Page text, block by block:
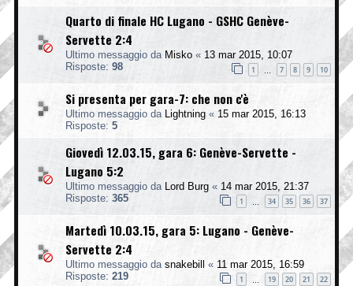
Quarto di finale HC Lugano - GSHC Genève-
Servette 2:4
Ultimo messaggio da Misko « 13 mar 2015, 10:07
Risposte: 98 1 7 8 9 10
Si presenta per gara-7: che non c'è
Ultimo messaggio da Lightning « 15 mar 2015, 16:13
Risposte: 5
Giovedì 12.03.15, gara 6: Genève-Servette -
Lugano 5:2
Ultimo messaggio da Lord Burg « 14 mar 2015, 21:37
Risposte: 365 1 34 35 36 37
Martedì 10.03.15, gara 5: Lugano - Genève-
Servette 2:4
Ultimo messaggio da snakebill « 11 mar 2015, 16:59
Risposte: 219 1 19 20 21 22